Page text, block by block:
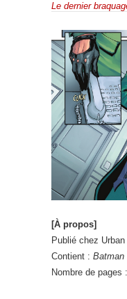
Le dernier
[À propos]
Publié chez
Contient : Batman
Nombre de pages